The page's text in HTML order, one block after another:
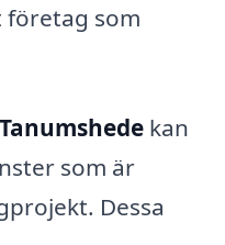
som
kan
som är
Dessa